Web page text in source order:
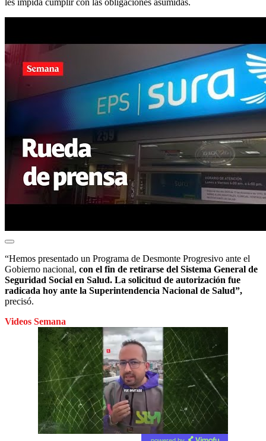
“Hemos presentado un Programa de Desmonte Progresivo ante el
Gobierno nacional, con el fin de retirarse del Sistema General de
Seguridad Social en Salud. La solicitud de autorización fue
radicada hoy ante la Superintendencia Nacional de Salud”,
precisó.
Videos Semana